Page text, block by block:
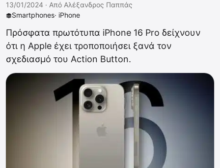
Smartphones· iPhone
13/01/2024 · Από Αλέξανδρος Παππάς
Πρόσφατα πρωτότυπα iPhone 16 Pro δείχνουν
ότι η Apple έχει τροποποιήσει ξανά τον
σχεδιασμό του Action Button.